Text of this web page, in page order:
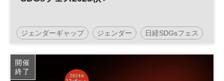
ジェンダーギャップ ジェンダー 日経SDGsフェス
日経SDGsフォーラム SDGs ダイバーシティ
参加無料
開催
終了